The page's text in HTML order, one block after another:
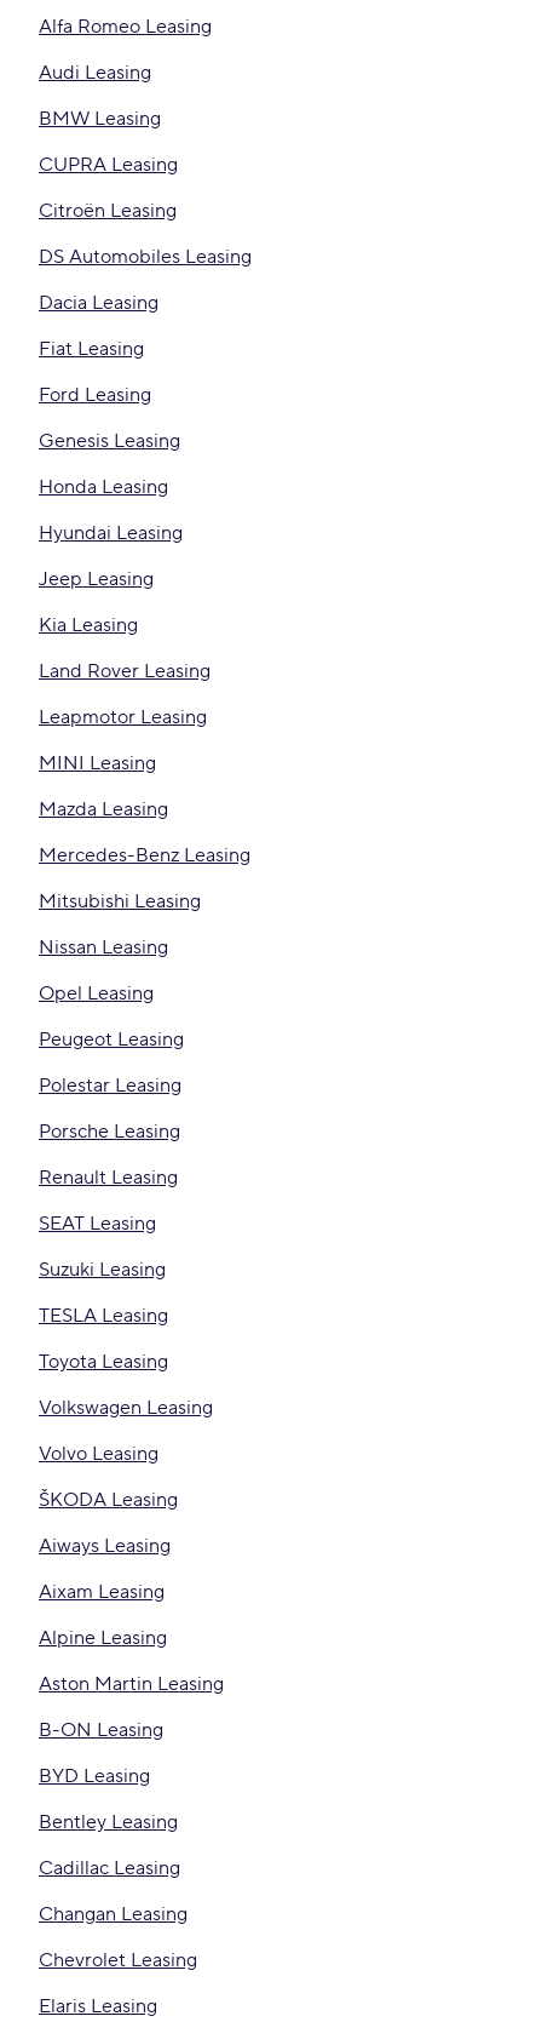
Alfa Romeo Leasing
Audi Leasing
BMW Leasing
CUPRA Leasing
Citroën Leasing
DS Automobiles Leasing
Dacia Leasing
Fiat Leasing
Ford Leasing
Genesis Leasing
Honda Leasing
Hyundai Leasing
Jeep Leasing
Kia Leasing
Land Rover Leasing
Leapmotor Leasing
MINI Leasing
Mazda Leasing
Mercedes-Benz Leasing
Mitsubishi Leasing
Nissan Leasing
Opel Leasing
Peugeot Leasing
Polestar Leasing
Porsche Leasing
Renault Leasing
SEAT Leasing
Suzuki Leasing
TESLA Leasing
Toyota Leasing
Volkswagen Leasing
Volvo Leasing
ŠKODA Leasing
Aiways Leasing
Aixam Leasing
Alpine Leasing
Aston Martin Leasing
B-ON Leasing
BYD Leasing
Bentley Leasing
Cadillac Leasing
Changan Leasing
Chevrolet Leasing
Elaris Leasing